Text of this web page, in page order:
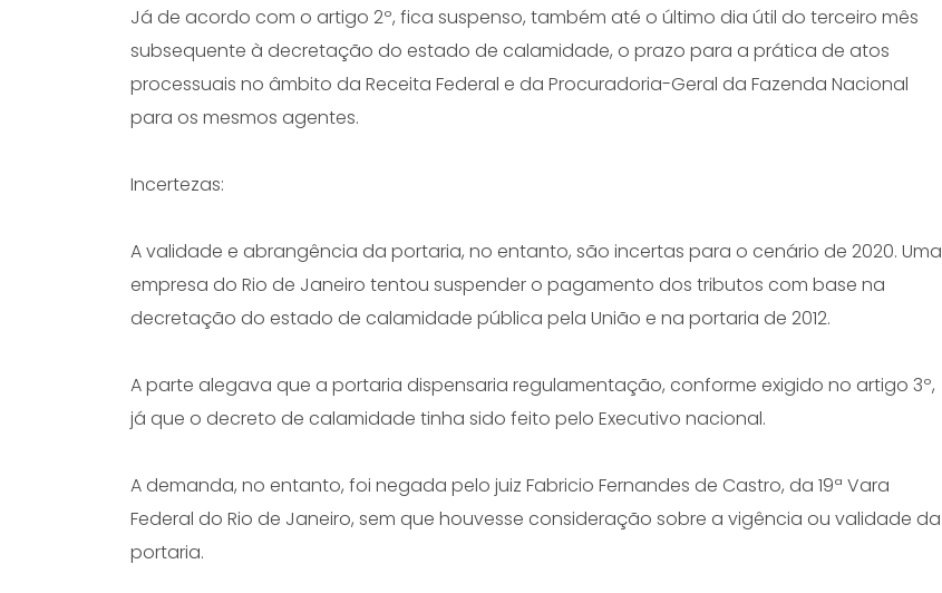
Já de acordo com o artigo 2º, fica suspenso, também até o último dia útil do terceiro mês
subsequente à decretação do estado de calamidade, o prazo para a prática de atos
processuais no âmbito da Receita Federal e da Procuradoria-Geral da Fazenda Nacional
para os mesmos agentes.
Incertezas:
A validade e abrangência da portaria, no entanto, são incertas para o cenário de 2020. Uma
empresa do Rio de Janeiro tentou suspender o pagamento dos tributos com base na
decretação do estado de calamidade pública pela União e na portaria de 2012.
A parte alegava que a portaria dispensaria regulamentação, conforme exigido no artigo 3º,
já que o decreto de calamidade tinha sido feito pelo Executivo nacional.
A demanda, no entanto, foi negada pelo juiz Fabricio Fernandes de Castro, da 19ª Vara
Federal do Rio de Janeiro, sem que houvesse consideração sobre a vigência ou validade da
portaria.